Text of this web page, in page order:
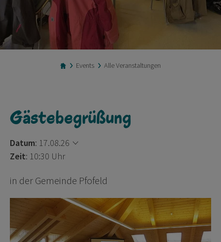
Events Alle Veranstaltungen
Gästebegrüßung
Datum: 17.08.26
Zeit: 10:30 Uhr
in der Gemeinde Pfofeld